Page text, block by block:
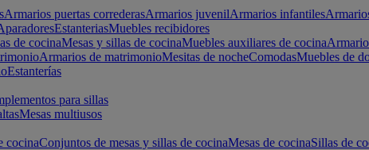
Armarios puertas correderasArmarios juvenilArmarios infantiles
EstanteriasMuebles recibidores
de cocinaMesas y sillas de cocinaMuebles auxiliares de cocina
Armarios de matrimonioMesitas de nocheComodasMuebles de
Estanterías
para sillas
Mesas multiusos
cocinaConjuntos de mesas y sillas de cocinaMesas de cocinaSillas de